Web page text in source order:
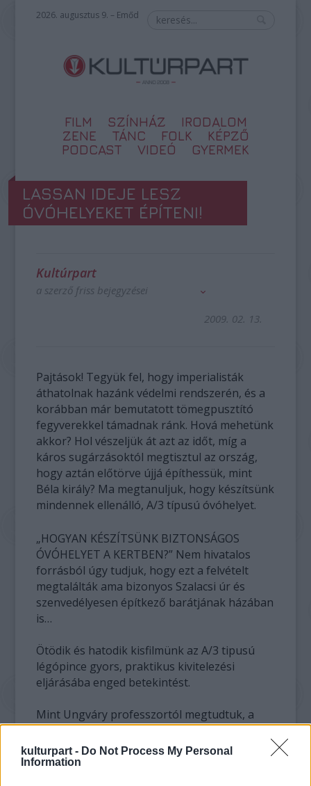
kulturpart - Do Not Process My Personal
Information
2026. augusztus 9. – Emőd
FILM SZÍNHÁZ
IRODALOM
ZENE
TÁNC FOLK
KÉPZŐ
PODCAST
VIDEÓ GYERMEK
LASSAN IDEJE LESZ
ÓVÓHELYEKET ÉPÍTENI!
Kultúrpart
a szerző friss bejegyzései
2009. 02. 13.
Pajtások! Tegyük fel, hogy imperialisták
áthatolnak hazánk védelmi rendszerén, és a
korábban már bemutatott tömegpusztító
fegyverekkel támadnak ránk. Hová mehetünk
akkor? Hol vészeljük át azt az időt, míg a
káros sugárzásoktól megtisztul az ország,
hogy aztán előtörve újjá építhessük, mint
Béla király? Ma megtanuljuk, hogy készítsünk
mindennek ellenálló, A/3 típusú óvóhelyet.
„HOGYAN KÉSZÍTSÜNK BIZTONSÁGOS
ÓVÓHELYET A KERTBEN?” Nem hivatalos
forrásból úgy tudjuk, hogy ezt a felvételt
megtalálták ama bizonyos Szalacsi úr és
szenvedélyesen építkező barátjának házában
is…
Ötödik és hatodik kisfilmünk az A/3 tipusú
légópince gyors, praktikus kivitelezési
eljárásába enged betekintést.
Mint Ungváry professzortól megtudtuk, a
mindannyiunkat foglalkoztató kérdésre a
választ a svájciak tudják! Jelentem, ott a mai
napig csak abban az esetben adnak lakhatási